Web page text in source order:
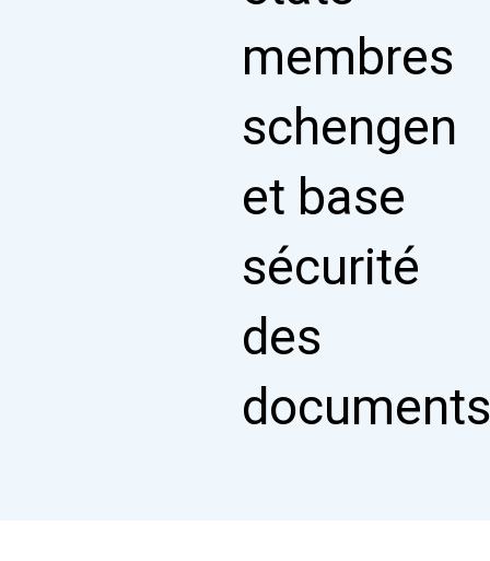
membres
schengen
et base
sécurité
des